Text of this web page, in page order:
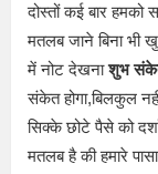
दोस्तों कई बार
मतलब जाने बिना भी
में नोट देखनाशुभ
संकेत होगा,बिलकुल
सिक्के छोटे पैसे को
मतलब है की हमारे